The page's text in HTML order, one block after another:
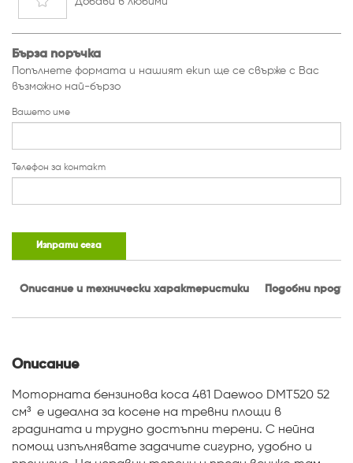
Бърза поръчка
Попълнете формата и нашият екип ще се свърже с Вас
възможно най-бързо
Вашето име
Телефон за контакт
Изпрати сега
Описание и технически характеристики Подобни
Описание
Моторната бензинова коса 4в1 Daewoo DMT520 52
cм³ е идеална за косене на тревни площи в
градината и трудно достъпни терени. С нейна
помощ изпълнявате задачите сигурно, удобно и